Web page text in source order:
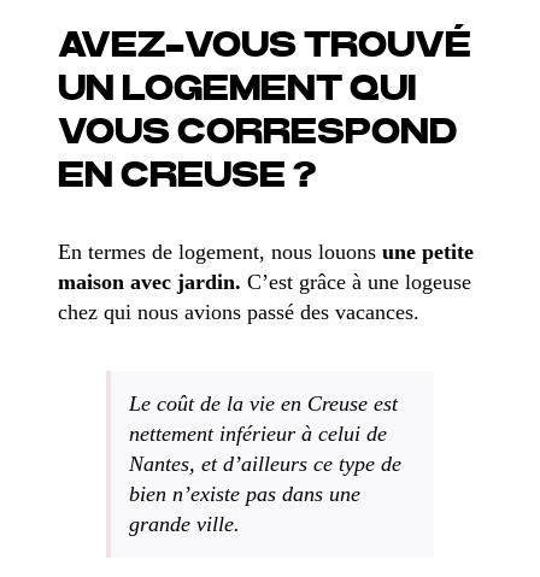
AVEZ-VOUS TROUVÉ
UN LOGEMENT QUI
VOUS CORRESPOND
EN CREUSE ?
En termes de logement, nous louonsune petite
maison avec jardin. C’est grâce à une logeuse
chez qui nous avions passé des vacances.
Le coût de la vie en Creuse est
nettement inférieur à celui de
Nantes, et d’ailleurs ce type de
bien n’existe pas dans une
grande ville.